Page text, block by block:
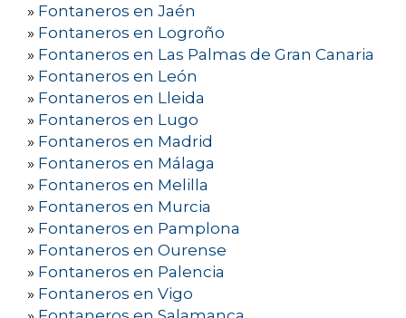
» Fontaneros en Jaén
» Fontaneros en Logroño
» Fontaneros en Las Palmas de Gran Canaria
» Fontaneros en León
» Fontaneros en Lleida
» Fontaneros en Lugo
» Fontaneros en Madrid
» Fontaneros en Málaga
» Fontaneros en Melilla
» Fontaneros en Murcia
» Fontaneros en Pamplona
» Fontaneros en Ourense
» Fontaneros en Palencia
» Fontaneros en Vigo